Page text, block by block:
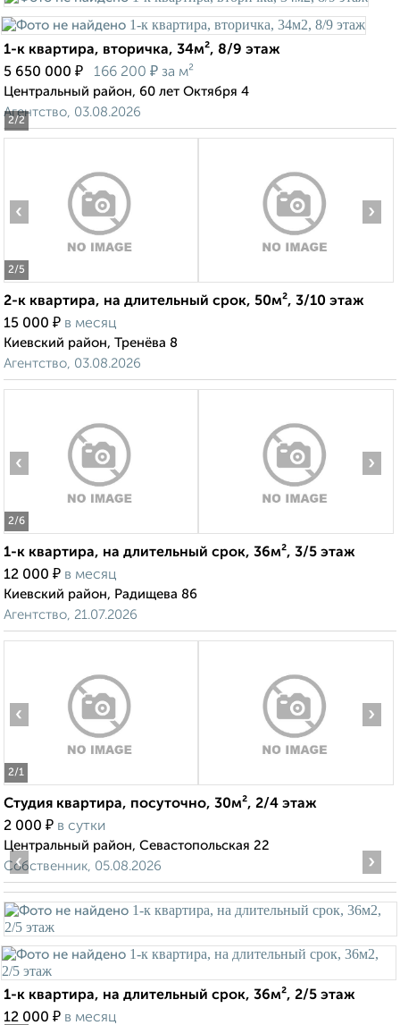
2/2
1-к квартира, вторичка, 34м², 8/9 этаж
5 650 000 ₽ 166 200 ₽ за м²
Центральный район, 60 лет Октября 4
Агентство, 03.08.2026
2/5
‹ ›
2-к квартира, на длительный срок, 50м², 3/10 этаж
15 000 ₽ в месяц
Киевский район, Тренёва 8
Агентство, 03.08.2026
2/6
‹ ›
1-к квартира, на длительный срок, 36м², 3/5 этаж
12 000 ₽ в месяц
Киевский район, Радищева 86
Агентство, 21.07.2026
2/1
‹ ›
Студия квартира, посуточно, 30м², 2/4 этаж
2 000 ₽ в сутки
Центральный район, Севастопольская 22
Собственник, 05.08.2026
‹ ›
1-к квартира, на длительный срок, 36м², 2/5 этаж
12 000 ₽ в месяц